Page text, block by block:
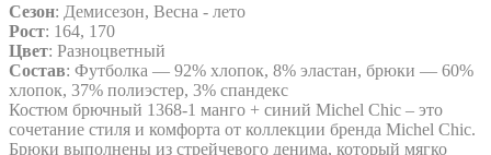
Сезон: Демисезон, Весна - лето
Рост: 164, 170
Цвет: Разноцветный
Состав: Футболка — 92% хлопок, 8% эластан, брюки — 60%
хлопок, 37% полиэстер, 3% спандекс
Костюм брючный 1368-1 манго + синий Michel Chic – это
сочетание стиля и комфорта от коллекции бренда Michel Chic.
Брюки выполнены из стрейчевого денима, который мягко